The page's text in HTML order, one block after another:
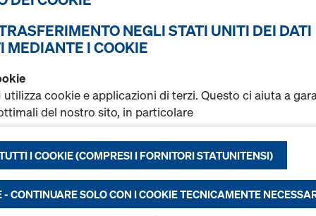
Trovati 1 prodotti Più ricercato
UNIplex F/F brown
Pannello in compensato
impilallacciature giuntate.
con resina fenolica da
è esterno e soddisfa i
ore.
Nuovo
NEGLI STATI UNITI DEI DATI
MEDIANTE I COOKIE
utilizza cookie e applicazioni di terzi. Questo ci aiuta a
del nostro sito, in particolare
costantemente la funzionalità del nostro sito
un’esperienza d’acquisto ottimale nel nostro shop
e statistiche) o
una pubblicità calibrata sul profilo dell’utente su
(marketing).
I COOKIE (COMPRESI I FORNITORI STATUNITENSI)
- CONTINUARE SOLO CON I COOKIE TECNICAMENTE